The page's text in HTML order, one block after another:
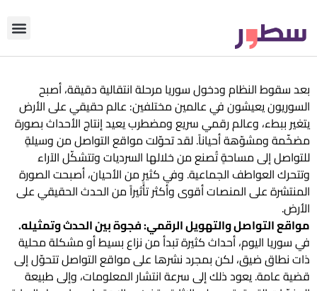
بعد سقوط النظام ودخول سوريا مرحلة انتقالية دقيقة، أصبح
السوريون يعيشون في عالمين مختلفين: عالم حقيقي على الأرض
يتغير ببطء، وعالم رقمي سريع ومضطرب يعيد إنتاج الأحداث بصورة
مضخّمة ومشوّهة أحياناً. لقد تحوّلت مواقع التواصل من وسيلةٍ
للتواصل إلى مساحةٍ تُصنع من خلالها السرديات وتتشكّل الآراء
وتتحرك العواطف الجماعية. وفي كثيرٍ من الأحيان، أصبحت الصورة
المنتشرة على المنصات أقوى وأكثر تأثيراً من الحدث الحقيقي على
الأرض.
مواقع التواصل والتهويل الرقمي: فجوة بين الحدث وتمثيله.
في سوريا اليوم، أحداث كثيرة تبدأ من نزاع بسيط أو مشكلة محلية
ذات نطاق ضيق، لكن بمجرد نشرها على مواقع التواصل تتحوّل إلى
قضية عامة. يعود ذلك إلى سرعة انتشار المعلومات، وإلى طبيعة